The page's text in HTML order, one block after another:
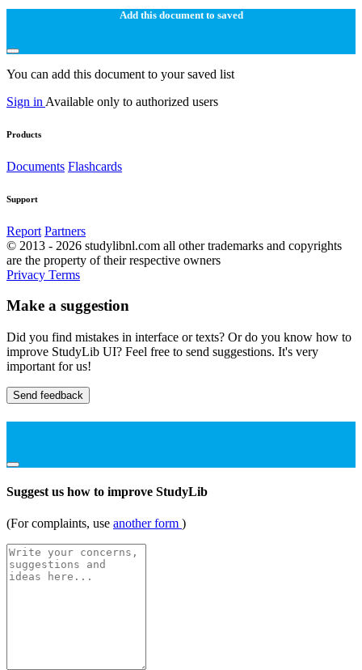
Add this document to saved
You can add this document to your saved list
Sign in Available only to authorized users
Products
Documents Flashcards
Support
Report Partners
© 2013 - 2026 studylibnl.com all other trademarks and copyrights
are the property of their respective owners
Privacy Terms
Make a suggestion
Did you find mistakes in interface or texts? Or do you know how to
improve StudyLib UI? Feel free to send suggestions. It's very
important for us!
Send feedback
Suggest us how to improve StudyLib
(For complaints, use another form )